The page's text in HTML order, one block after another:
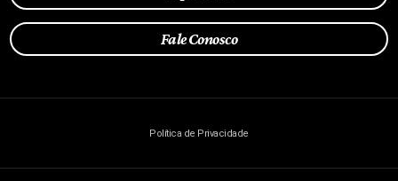
Fale Conosco
Política de Privacidade